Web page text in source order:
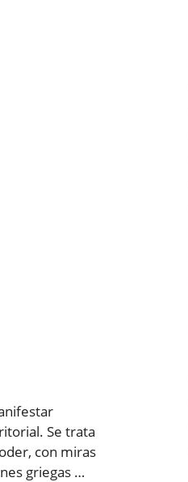
Se trata
con miras
griegas …